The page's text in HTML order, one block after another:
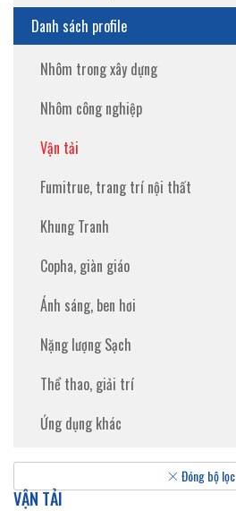
Danh sách profile
Nhôm trong xây dựng
Nhôm công nghiệp
Vận tải
Fumitrue, trang trí nội thất
Khung Tranh
Copha, giàn giáo
Ánh sáng, ben hơi
Nặng lượng Sạch
Thể thao, giải trí
Ứng dụng khác
Đóng bộ lọc
VẬN TẢI